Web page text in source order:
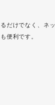
だけでなく、ネ
便利です。